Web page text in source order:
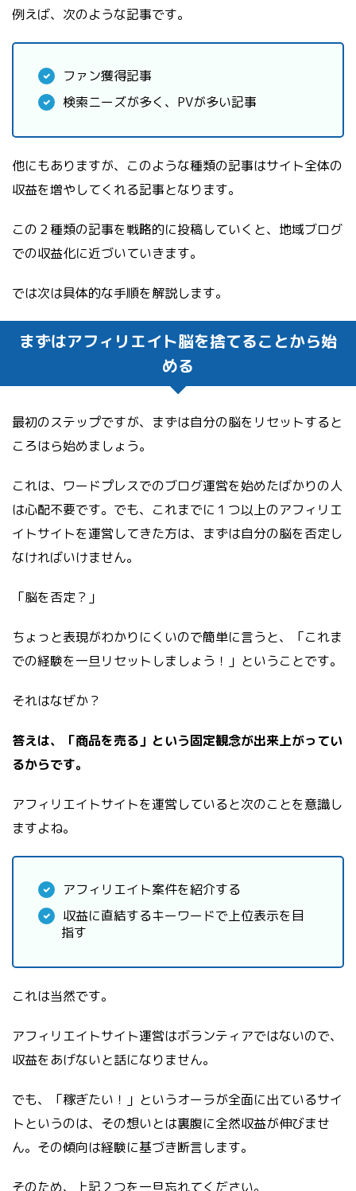
例えば、次のような記事です。
ファン獲得記事
検索ニーズが多く、PVが多い記事
他にもありますが、このような種類の記事はサイト全体の
収益を増やしてくれる記事となります。
この２種類の記事を戦略的に投稿していくと、地域ブログ
での収益化に近づいていきます。
では次は具体的な手順を解説します。
まずはアフィリエイト脳を捨てることから始
める
最初のステップですが、まずは自分の脳をリセットすると
ころはら始めましょう。
これは、ワードプレスでのブログ運営を始めたばかりの人
は心配不要です。でも、これまでに１つ以上のアフィリエ
イトサイトを運営してきた方は、まずは自分の脳を否定し
なければいけません。
「脳を否定？」
ちょっと表現がわかりにくいので簡単に言うと、「これま
での経験を一旦リセットしましょう！」ということです。
それはなぜか？
答えは、「商品を売る」という固定観念が出来上がってい
るからです。
アフィリエイトサイトを運営していると次のことを意識し
ますよね。
アフィリエイト案件を紹介する
収益に直結するキーワードで上位表示を目
指す
これは当然です。
アフィリエイトサイト運営はボランティアではないので、
収益をあげないと話になりません。
でも、「稼ぎたい！」というオーラが全面に出ているサイ
トというのは、その想いとは裏腹に全然収益が伸びませ
ん。その傾向は経験に基づき断言します。
そのため、上記２つを一旦忘れてください。